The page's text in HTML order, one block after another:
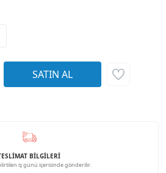
BİLGİLERİ
iş günü içerisinde gönderilir.